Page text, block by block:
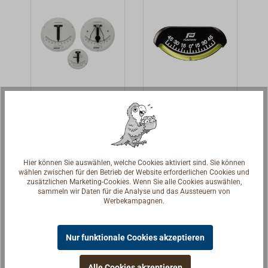
Comfortmeter
verfügbar.
er) ist
ölgedämpft.
BARIGO Marine-
BARIGO aus
Schwennigen im
Schwarzwald ist
Hersteller von
Präzisionsmess
werken zur
Luftdruckmessu
heute ein breites
Programm an
Messgeräten
Klinometer vom
Feinmechanik
Hersteller für die
Schifffahrt.Alum
Rückenplatte mit
Ab141,90 € *
Klinometer
Kunststoff mit
Skala bis
45°.Zum
glatte Wände.
Farbe: schwarz.
12,90 € *
Hier können Sie auswählen, welche Cookies aktiviert sind. Sie können
wählen zwischen für den Betrieb der Website erforderlichen Cookies und
zusätzlichen Marketing-Cookies. Wenn Sie alle Cookies auswählen,
sammeln wir Daten für die Analyse und das Aussteuern von
Werbekampagnen.
Nur funktionale Cookies akzeptieren